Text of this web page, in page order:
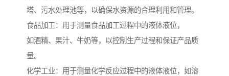
塔、污水处理池等，以确保水资源的合理利用和管理。
食品加工：用于测量食品加工过程中的液体液位，
如酒精、果汁、牛奶等，以控制生产过程和保证产品质
量。
化学工业：用于测量化学反应过程中的液体液位，如溶